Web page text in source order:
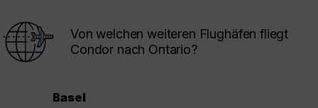
Von welchen weiteren Flughäfen fliegt
Condor nach Ontario?
Basel